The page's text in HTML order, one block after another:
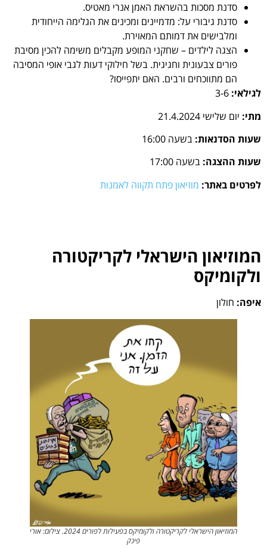
סדנת מסכות בהשראת האמן אנרי מאטיס.
סדנת גיבורי על: מדמיינים ומכינים את הגלימה הייחודית
ומלבישים את דמותם המאוירת.
הצגה לילדים – שחקני המופע מקבלים משימה להכין מסיבת
פורים צבעונית וחגיגית. בשל חילוקי דעות לגבי אופי המסיבה
הם מתווכחים ורבים. האם יתפייסו?
לגילאי:
מתי: יום שלישי 21.4.2024
שעות הסדנאות: בשעה 16:00
שעות ההצגה: בשעה 17:00
לפרטים באתר: מוזיאון פתח תקווה לאמנות
המוזיאון הישראלי לקריקטורה
ולקומיקס
איפה: חולון
המוזיאון הישראלי לקריקטורה ולקומיקס בפעילות לפורים 2024. צילום: אורי
פינק